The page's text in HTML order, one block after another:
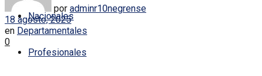
Nacionales
Profesionales
por adminr10negrense
18 agosto, 2025
en Departamentales
0